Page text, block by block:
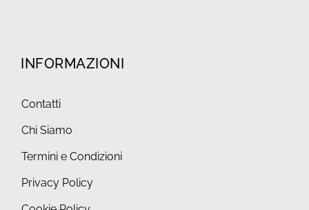
INFORMAZIONI
Contatti
Chi Siamo
Termini e Condizioni
Privacy Policy